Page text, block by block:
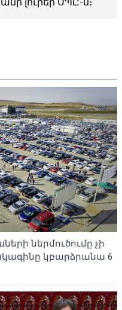
ներմուծումը չի
կբարձրանա 6